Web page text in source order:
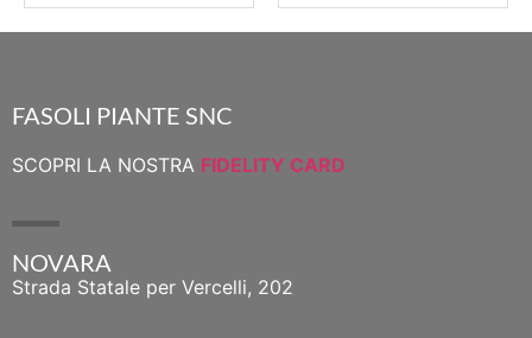
FASOLI PIANTE SNC
SCOPRI LA NOSTRA FIDELITY CARD
NOVARA
Strada Statale per Vercelli, 202